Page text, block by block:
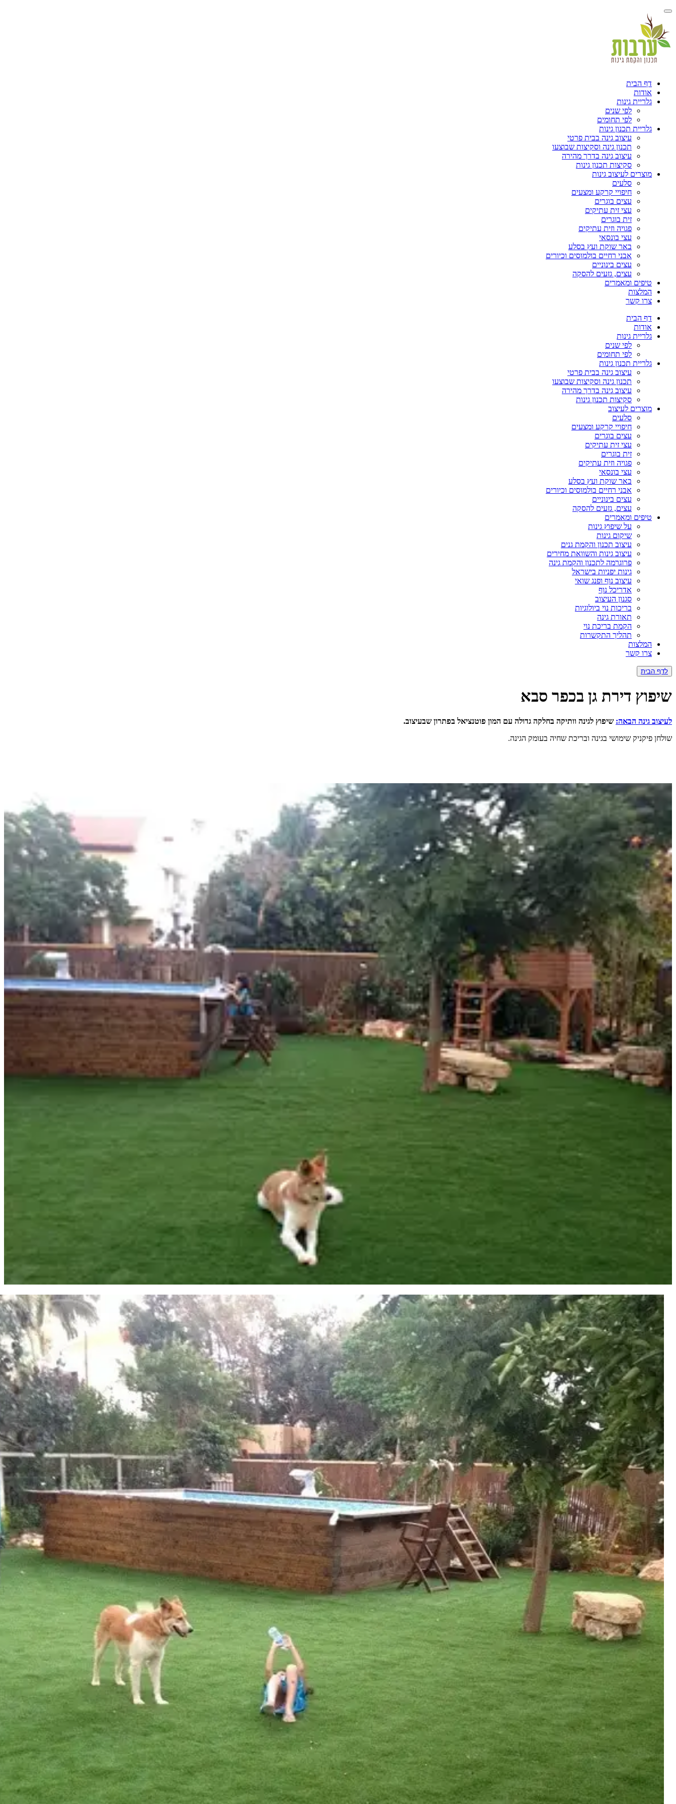
דף הבית
אודות
גלריית גינות
לפי שנים
לפי תחומים
גלריית תכנון גינות
עיצוב גינה בבית פרטי
תכנון גינה וסקיצות שבוצעו
עיצוב גינה בדרך מהירה
סקיצות תכנון גינות
מוצרים לעיצוב גינות
סלעים
חיפויי קרקע ומצעים
עצים בוגרים
עצי זית עתיקים
זית בוגרים
פגויה וזית עתיקים
עצי בונסאי
באר שוקת ועץ בסלע
אבני רחיים בולמוסים וכיורים
עצים בינוניים
עצים, גזעים להסקה
טיפים ומאמרים
המלצות
צרו קשר
דף הבית
אודות
גלריית גינות
לפי שנים
לפי תחומים
גלריית תכנון גינות
עיצוב גינה בבית פרטי
תכנון גינה וסקיצות שבוצעו
עיצוב גינה בדרך מהירה
סקיצות תכנון גינות
מוצרים לעיצוב
סלעים
חיפויי קרקע ומצעים
עצים בוגרים
עצי זית עתיקים
זית בוגרים
פגויה וזית עתיקים
עצי בונסאי
באר שוקת ועץ בסלע
אבני רחיים בולמוסים וכיורים
עצים בינוניים
עצים, גזעים להסקה
טיפים ומאמרים
על שיפוץ גינות
שיקום גינות
עיצוב תכנון והקמת גנים
עיצוב גינות והשוואת מחירים
פרוגרמה לתכנון והקמת גינה
גינות יפניות בישראל
עיצוב נוף ופנג שואי
אדריכל נוף
סגנון העיצוב
בריכות נוי ביולוגיות
תאורת גינה
הקמת בריכת נוי
תהליך התקשרות
המלצות
צרו קשר
לדף הבית
שיפוץ דירת גן בכפר סבא
לעיצוב גינה הבאה: שיפוץ לגינה וותיקה בחלקה גדולה עם המון פוטנציאל בפתרון שבעיצוב.
שולחן פיקניק שימושי בגינה ובריכת שחיה בעומק הגינה.